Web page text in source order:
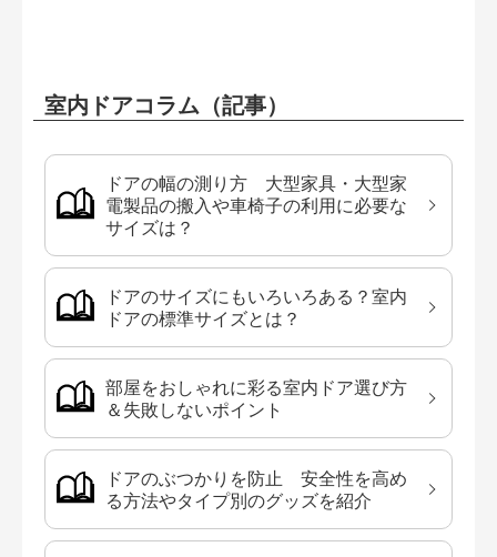
室内ドアコラム（記事）
ドアの幅の測り方 大型家具・大型家
電製品の搬入や車椅子の利用に必要な
サイズは？
ドアのサイズにもいろいろある？室内
ドアの標準サイズとは？
部屋をおしゃれに彩る室内ドア選び方
＆失敗しないポイント
ドアのぶつかりを防止 安全性を高め
る方法やタイプ別のグッズを紹介